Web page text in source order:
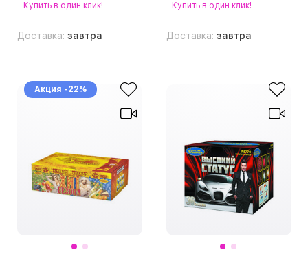
Купить в один клик!
Доставка: завтра
Купить в один клик!
Доставка: завтра
Акция -22%